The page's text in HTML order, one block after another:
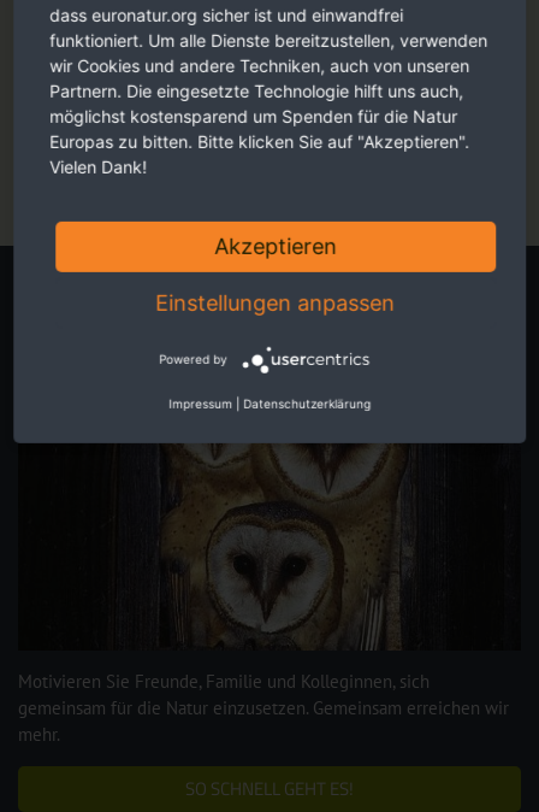
Faszinierende Reportagen, persönliche Eindrücke und
berührende Fotos - ansprechend für Sie aufbereitet.
Jetzt online schmökern
Eigene Spendenaktion starten
Motivieren Sie Freunde, Familie und Kolleginnen, sich
gemeinsam für die Natur einzusetzen. Gemeinsam erreichen wir
mehr.
SO SCHNELL GEHT ES!
dass euronatur.org sicher ist und einwandfrei
funktioniert. Um alle Dienste bereitzustellen, verwenden
wir Cookies und andere Techniken, auch von unseren
Partnern. Die eingesetzte Technologie hilft uns auch,
möglichst kostensparend um Spenden für die Natur
Europas zu bitten. Bitte klicken Sie auf "Akzeptieren".
Vielen Dank!
Akzeptieren
Einstellungen anpassen
Powered by
Impressum Datenschutzerklärung